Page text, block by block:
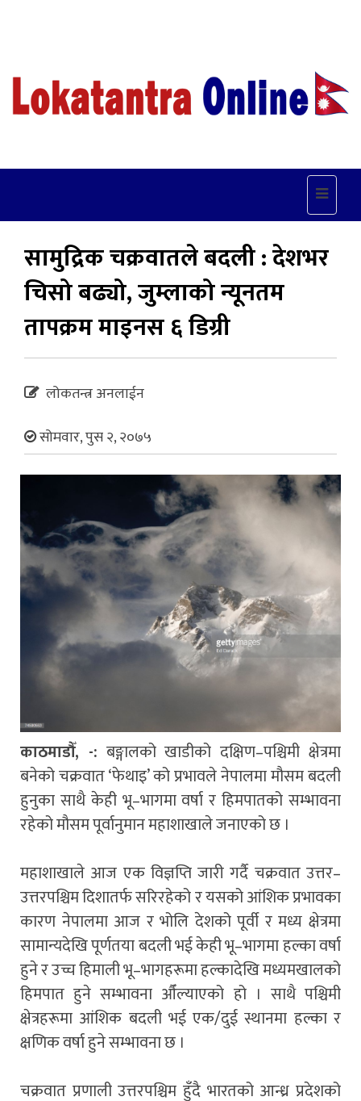
Toggle
सामुद्रिक चक्रवातले बदली : देशभर
चिसो बढ्यो, जुम्लाको न्यूनतम
तापक्रम माइनस ६ डिग्री
लोकतन्त्र अनलाईन
सोमवार, पुस २, २०७५
काठमाडौँ, -: बङ्गालको खाडीको दक्षिण–पश्चिमी क्षेत्रमा
बनेको चक्रवात ‘फेथाइ’ को प्रभावले नेपालमा मौसम बदली
हुनुका साथै केही भू–भागमा वर्षा र हिमपातको सम्भावना
रहेको मौसम पूर्वानुमान महाशाखाले जनाएको छ ।
महाशाखाले आज एक विज्ञप्ति जारी गर्दै चक्रवात उत्तर–
उत्तरपश्चिम दिशातर्फ सरिरहेको र यसको आंशिक प्रभावका
कारण नेपालमा आज र भोलि देशको पूर्वी र मध्य क्षेत्रमा
सामान्यदेखि पूर्णतया बदली भई केही भू–भागमा हल्का वर्षा
हुने र उच्च हिमाली भू–भागहरूमा हल्कादेखि मध्यमखालको
हिमपात हुने सम्भावना औँल्याएको हो । साथै पश्चिमी
क्षेत्रहरूमा आंशिक बदली भई एक/दुई स्थानमा हल्का र
क्षणिक वर्षा हुने सम्भावना छ ।
चक्रवात प्रणाली उत्तरपश्चिम हुँदै भारतको आन्ध्र प्रदेशको